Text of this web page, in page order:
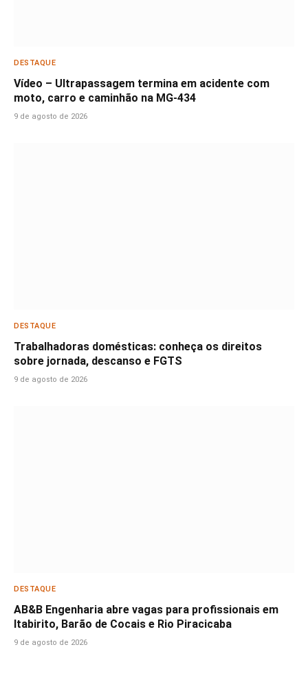
DESTAQUE
Vídeo – Ultrapassagem termina em acidente com
moto, carro e caminhão na MG-434
9 de agosto de 2026
DESTAQUE
Trabalhadoras domésticas: conheça os direitos
sobre jornada, descanso e FGTS
9 de agosto de 2026
DESTAQUE
AB&B Engenharia abre vagas para profissionais em
Itabirito, Barão de Cocais e Rio Piracicaba
9 de agosto de 2026